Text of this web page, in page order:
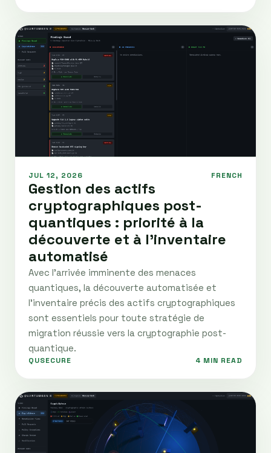
JUL 12, 2026 FRENCH
Gestion des actifs
cryptographiques post-
quantiques : priorité à la
découverte et à l'inventaire
automatisé
Avec l'arrivée imminente des menaces
quantiques, la découverte automatisée et
l'inventaire précis des actifs cryptographiques
sont essentiels pour toute stratégie de
migration réussie vers la cryptographie post-
quantique.
QUSECURE 4 MIN READ